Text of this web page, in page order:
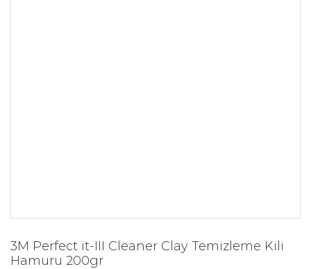
3M Perfect it-III Cleaner Clay Temizleme Kili
Hamuru 200gr